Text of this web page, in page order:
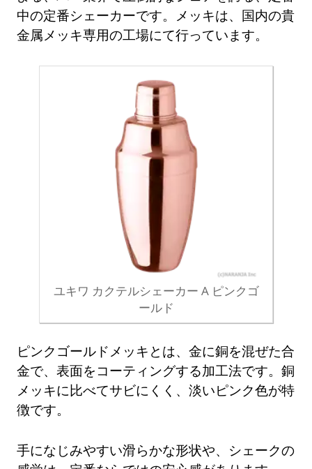
中の定番シェーカーです。メッキは、国内の貴
金属メッキ専用の工場にて行っています。
ユキワ カクテルシェーカー A ピンクゴ
ールド
ピンクゴールドメッキとは、金に銅を混ぜた合
金で、表面をコーティングする加工法です。銅
メッキに比べてサビにくく、淡いピンク色が特
徴です。
手になじみやすい滑らかな形状や、シェークの